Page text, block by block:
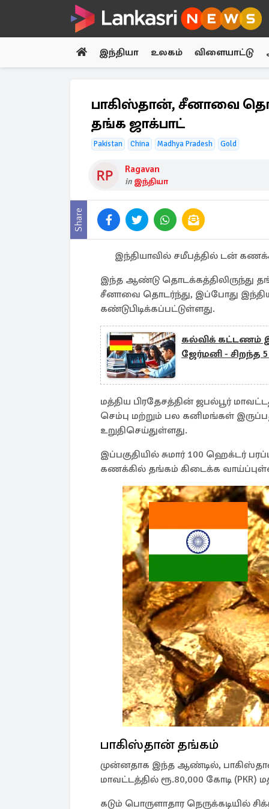
இந்தியா உலகம் விளையாட்டு
பாகிஸ்தான், சீனாவை
தங்க ஜாக்பாட்
Pakistan China Madhya Pradesh Gold
Ragavan
in இந்தியா
Share
இந்தியாவில் சமீபத்தில் டன்
இந்த ஆண்டு தொடக்கத்திலிருந்து
சீனாவை தொடர்ந்து, இப்போது
கண்டுபிடிக்கப்பட்டுள்ளது.
கல்விக் கட்டணம்
ஜேர்மனி -
மத்திய பிரதேசத்தின் ஜபல்பூர்
செம்பு மற்றும் பல கனிமங்கள்
உறுதிசெய்துள்ளது.
இப்பகுதியில் சுமார் 100 ஹெக்டர்
கணக்கில் தங்கம் கிடைக்க
பாகிஸ்தான் தங்கம்
முன்னதாக இந்த ஆண்டில்,
மாவட்டத்தில் ரூ.80,000 கோடி (PKR)
கடும் பொருளாதார நெருக்கடியில்